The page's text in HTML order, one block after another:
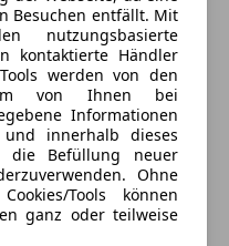
Besuchen entfällt. Mit
nutzungsbasierte
kontaktierte Händler
werden von den
von Ihnen bei
Informationen
innerhalb dieses
die Befüllung neuer
Ohne
Tools können
ganz oder teilweise